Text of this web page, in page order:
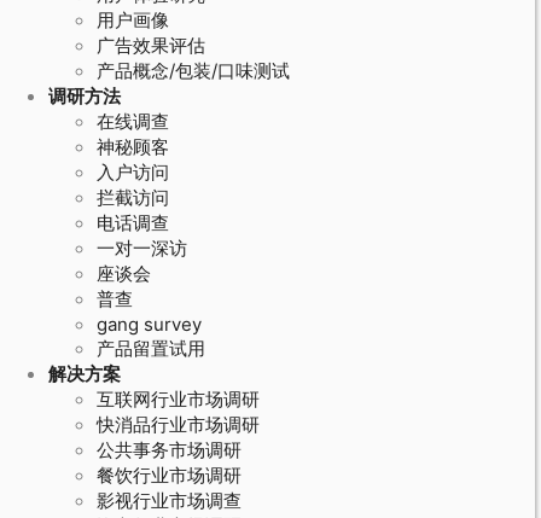
用户画像
广告效果评估
产品概念/包装/口味测试
调研方法
在线调查
神秘顾客
入户访问
拦截访问
电话调查
一对一深访
座谈会
普查
gang survey
产品留置试用
解决方案
互联网行业市场调研
快消品行业市场调研
公共事务市场调研
餐饮行业市场调研
影视行业市场调查